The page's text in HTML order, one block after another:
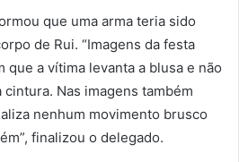
que uma arma teria sido
de Rui. “Imagens da festa
que a vítima levanta a blusa e não
cintura. Nas imagens também
nenhum movimento brusco
finalizou o delegado.